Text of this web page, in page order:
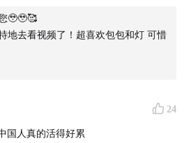
🥹🥹🥰
地去看视频了！超喜欢包包和灯 可惜
24
国人真的活得好累